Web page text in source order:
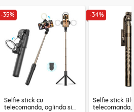
-35%
Selfie stick cu
telecomanda, oglinda si
-34%
Selfie stick
telecomanda,